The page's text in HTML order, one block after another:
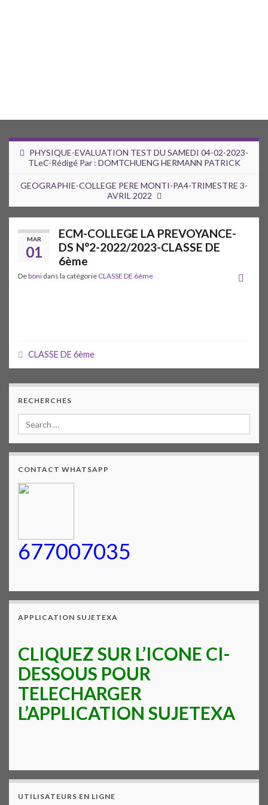
PHYSIQUE-EVALUATION TEST DU SAMEDI 04-02-2023-
TLeC-Rédigé Par : DOMTCHUENG HERMANN PATRICK
GEOGRAPHIE-COLLEGE PERE MONTI-PA4-TRIMESTRE 3-
AVRIL 2022
MAR
01
ECM-COLLEGE LA PREVOYANCE-
DS N°2-2022/2023-CLASSE DE
6ème
Deboni dans la catégorie CLASSE DE 6ème
CLASSE DE 6ème
RECHERCHES
CONTACT WHATSAPP
677007035
APPLICATION SUJETEXA
CLIQUEZ SUR L’ICONE CI-
DESSOUS POUR
TELECHARGER
L’APPLICATION SUJETEXA
UTILISATEURS EN LIGNE